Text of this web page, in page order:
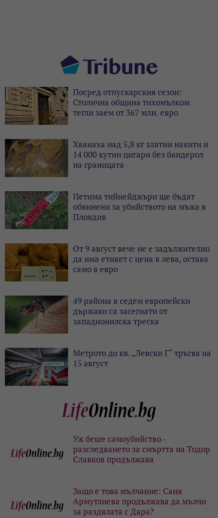
Посред отпускарския сезон:
Столична община тихомълком
тегли заем от 367 млн. евро
Хванаха над 5,8 кг златни накити и
14 000 кутии цигари без бандерол
на границата
Петима тийнейджъри ще бъдат
обвинени за убийството на мъжа в
Пловдив
От 9 август вече не е задължително
да има етикет с цена в лева, остава
само в евро
49 района в седем европейски
държави са засегнати от
западнонилска треска
Метрото до кв. „Левски Г“ тръгва на
15 август
Уж беше самоубийство -
разследването за смъртта на Тодор
Славков продължава
Защо е това мълчание: Саня
Армутлиева продължава да мълчи
за раздялата с Дара?